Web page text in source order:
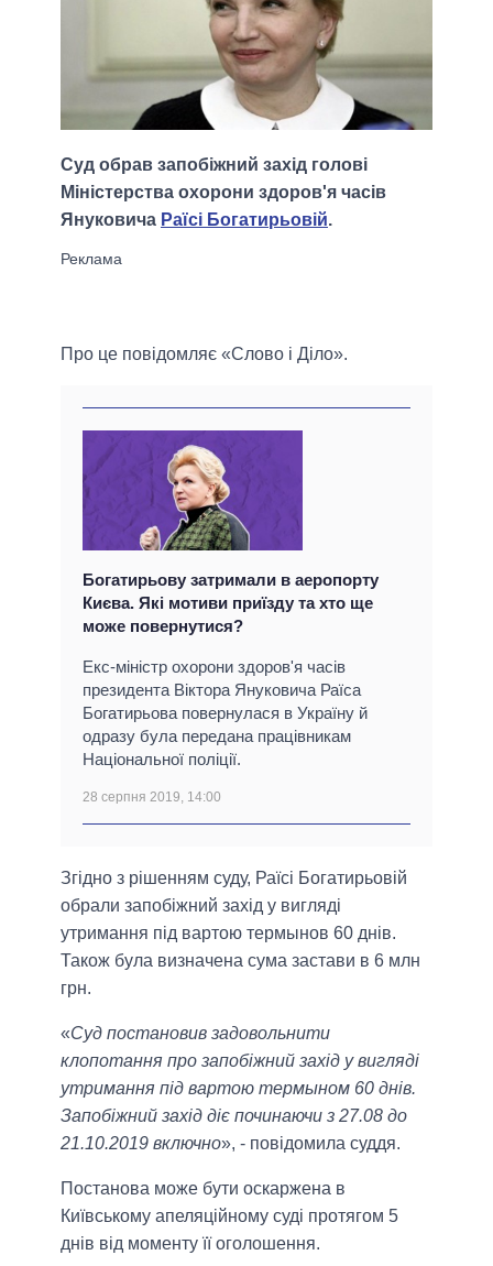
Суд обрав запобіжний захід голові
Міністерства охорони здоров'я часів
Януковича Раїсі Богатирьовій.
Про це повідомляє «Слово і Діло».
Богатирьову затримали в аеропорту
Києва. Які мотиви приїзду та хто ще
може повернутися?
Екс-міністр охорони здоров'я часів
президента Віктора Януковича Раїса
Богатирьова повернулася в Україну й
одразу була передана працівникам
Національної поліції.
28 серпня 2019, 14:00
Згідно з рішенням суду, Раїсі Богатирьовій
обрали запобіжний захід у вигляді
утримання під вартою термынов 60 днів.
Також була визначена сума застави в 6 млн
грн.
«Суд постановив задовольнити
клопотання про запобіжний захід у вигляді
утримання під вартою термыном 60 днів.
Запобіжний захід діє починаючи з 27.08 до
21.10.2019 включно», - повідомила суддя.
Постанова може бути оскаржена в
Київському апеляційному суді протягом 5
днів від моменту її оголошення.